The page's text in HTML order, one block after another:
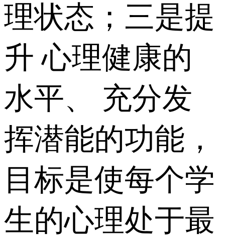
理状态；三是提
升 心理健康的
水平、 充分发
挥潜能的功能，
目标是使每个学
生的心理处于最